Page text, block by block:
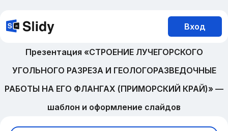
Вход
Презентация «СТРОЕНИЕ ЛУЧЕГОРСКОГО
УГОЛЬНОГО РАЗРЕЗА И ГЕОЛОГОРАЗВЕДОЧНЫЕ
РАБОТЫ НА ЕГО ФЛАНГАХ (ПРИМОРСКИЙ КРАЙ)» —
шаблон и оформление слайдов